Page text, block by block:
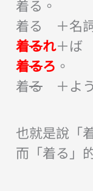
着る。
着る ＋名
着るれ＋
着るろ 。
着る＋よ
也就是說「
而「着る」